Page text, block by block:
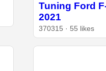
Tuning Ford
2021
370315 · 55 likes